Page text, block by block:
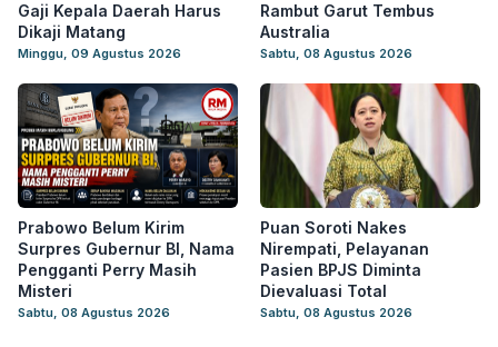
Gaji Kepala Daerah Harus
Dikaji Matang
Minggu, 09 Agustus 2026
Rambut Garut Tembus
Australia
Sabtu, 08 Agustus 2026
Prabowo Belum Kirim
Surpres Gubernur BI, Nama
Pengganti Perry Masih
Misteri
Sabtu, 08 Agustus 2026
Puan Soroti Nakes
Nirempati, Pelayanan
Pasien BPJS Diminta
Dievaluasi Total
Sabtu, 08 Agustus 2026